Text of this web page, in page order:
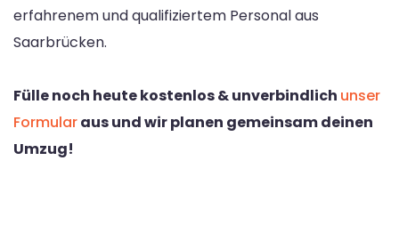
erfahrenem und qualifiziertem Personal aus
Saarbrücken.
Fülle noch heute kostenlos & unverbindlich unser
Formularaus und wir planen gemeinsam deinen
Umzug!